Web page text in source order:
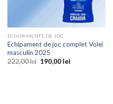
ECHIPAMENTE DE JOC
Echipament de joc complet Volei
masculin 2025
222,00lei Prețul
inițial
190,00 leiPrețul